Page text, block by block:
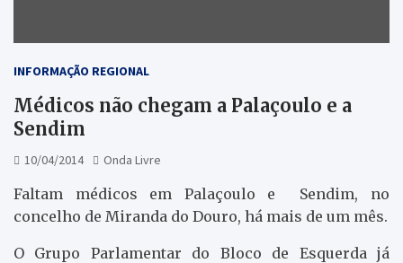
INFORMAÇÃO REGIONAL
Médicos não chegam a Palaçoulo e a
Sendim
10/04/2014 Onda Livre
Faltam médicos em Palaçoulo e Sendim, no
concelho de Miranda do Douro, há mais de um mês.
O Grupo Parlamentar do Bloco de Esquerda já